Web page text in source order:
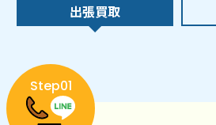
出張買取
Step01